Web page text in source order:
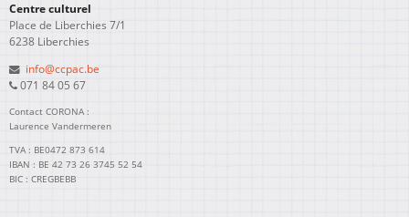
Centre culturel
Place de Liberchies 7/1
6238 Liberchies
info@ccpac.be
071 84 05 67
Contact CORONA :
Laurence Vandermeren
TVA : BE0472 873 614
IBAN : BE 42 73 26 3745 52 54
BIC : CREGBEBB